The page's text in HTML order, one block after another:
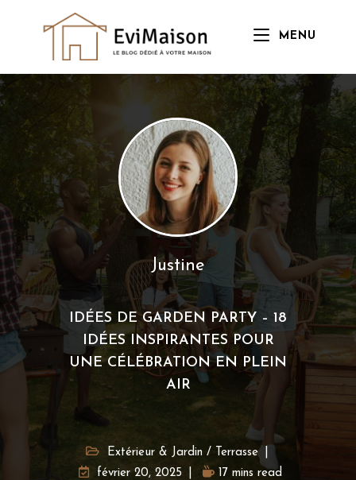
MENU
Justine
IDÉES DE GARDEN PARTY – 18
IDÉES INSPIRANTES POUR
UNE CÉLÉBRATION EN PLEIN
AIR
Extérieur & Jardin/ Terrasse
février 20, 2025
17 mins read